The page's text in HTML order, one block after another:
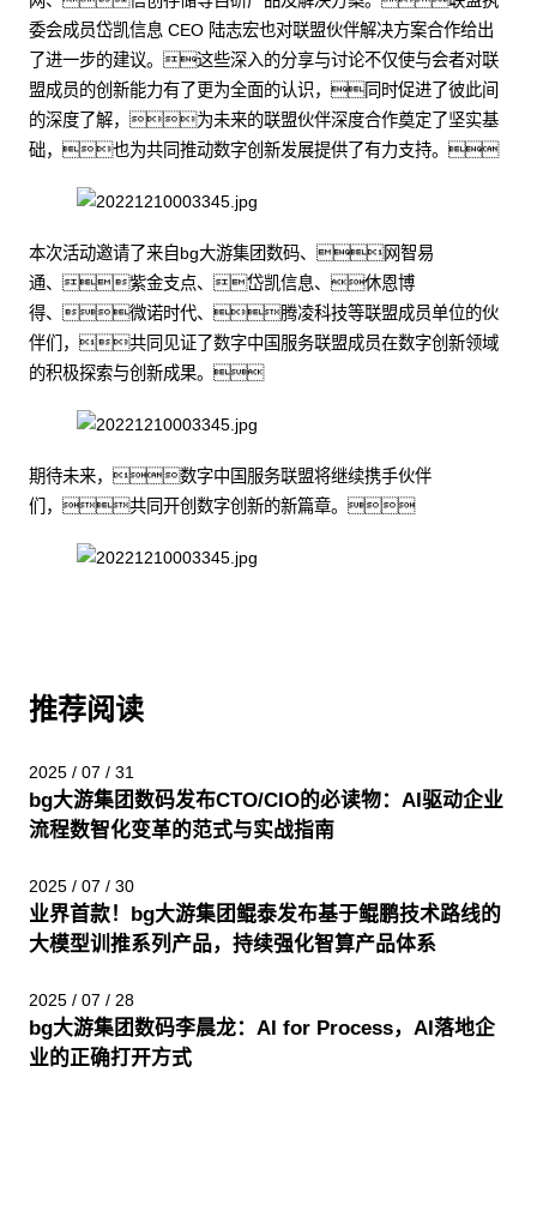
委会成员岱凯信息 CEO 陆志宏也对联盟伙伴解决方案合作给出
了进一步的建议。这些深入的分享与讨论不仅使与会者对联
盟成员的创新能力有了更为全面的认识，同时促进了彼此间
的深度了解，为未来的联盟伙伴深度合作奠定了坚实基
础，也为共同推动数字创新发展提供了有力支持。
本次活动邀请了来自bg大游集团数码、网智易
通、紫金支点、岱凯信息、休恩博
得、微诺时代、腾凌科技等联盟成员单位的伙
伴们，共同见证了数字中国服务联盟成员在数字创新领域
的积极探索与创新成果。
期待未来，数字中国服务联盟将继续携手伙伴
们，共同开创数字创新的新篇章。
推荐阅读
2025 / 07 / 31
bg大游集团数码发布CTO/CIO的必读物：AI驱动企业
流程数智化变革的范式与实战指南
2025 / 07 / 30
业界首款！bg大游集团鲲泰发布基于鲲鹏技术路线的
大模型训推系列产品，持续强化智算产品体系
2025 / 07 / 28
bg大游集团数码李晨龙：AI for Process，AI落地企
业的正确打开方式